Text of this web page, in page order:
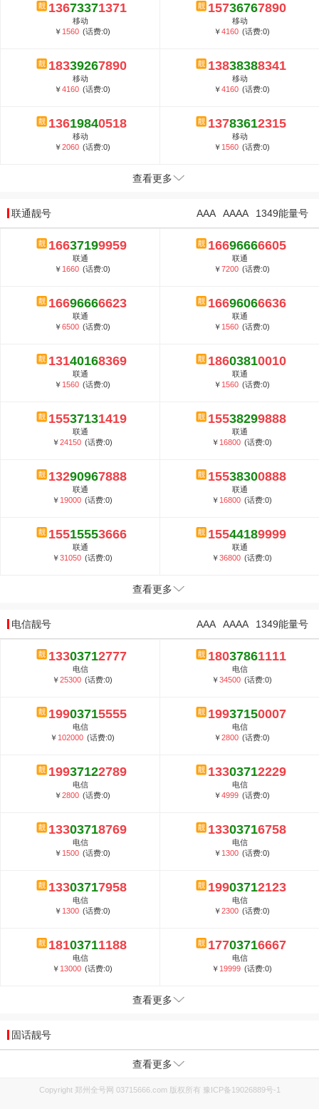
13673371371
移动
￥ 1560 (话费:0)
15736767890
移动
￥4160 (话费:0)
18339267890
移动
￥4160 (话费:0)
13838388341
移动
￥4160 (话费:0)
13619840518
移动
￥2060 (话费:0)
13783612315
移动
￥ 1560 (话费:0)
查看更多
联通靓号 1349能量号
AAAA
AAA
16637199959
联通
￥ 1660 (话费:0)
16696666605
联通
￥7200 (话费:0)
16696666623
联通
￥6500 (话费:0)
16696066636
联通
￥ 1560 (话费:0)
13140168369
联通
￥ 1560 (话费:0)
18603810010
联通
￥ 1560 (话费:0)
15537131419
联通
￥24150 (话费:0)
15538299888
联通
￥ 16800 (话费:0)
13290967888
联通
￥ 19000 (话费:0)
15538300888
联通
￥ 16800 (话费:0)
15515553666
联通
￥31050 (话费:0)
15544189999
联通
￥36800 (话费:0)
查看更多
电信靓号 1349能量号
AAAA
AAA
13303712777
电信
￥25300 (话费:0)
18037861111
电信
￥34500 (话费:0)
19903715555
电信
￥ 102000 (话费:0)
19937150007
电信
￥2800 (话费:0)
19937122789
电信
￥2800 (话费:0)
13303712229
电信
￥4999 (话费:0)
13303718769
电信
￥ 1500 (话费:0)
13303716758
电信
￥ 1300 (话费:0)
13303717958
电信
￥ 1300 (话费:0)
19903712123
电信
￥2300 (话费:0)
18103711188
电信
￥ 13000 (话费:0)
17703716667
电信
￥ 19999 (话费:0)
查看更多
固话靓号
查看更多
Copyright 郑州全号网 03715666.com 版权所有 豫ICP备19026889号-1